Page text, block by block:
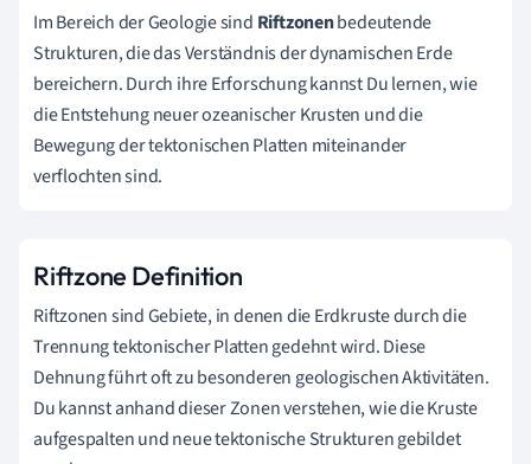
Im Bereich der Geologie sind Riftzonenbedeutende
Strukturen, die das Verständnis der dynamischen Erde
bereichern. Durch ihre Erforschung kannst Du lernen, wie
die Entstehung neuer ozeanischer Krusten und die
Bewegung der tektonischen Platten miteinander
verflochten sind.
Riftzone Definition
Riftzonen sind Gebiete, in denen die Erdkruste durch die
Trennung tektonischer Platten gedehnt wird. Diese
Dehnung führt oft zu besonderen geologischen Aktivitäten.
Du kannst anhand dieser Zonen verstehen, wie die Kruste
aufgespalten und neue tektonische Strukturen gebildet